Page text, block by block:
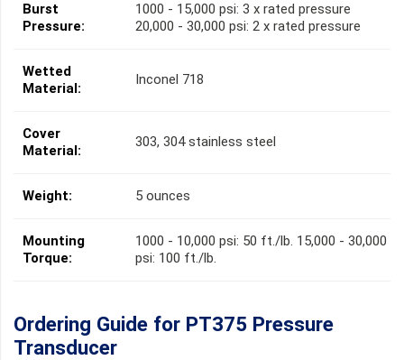
Burst
Pressure:
1000 - 15,000 psi: 3 x rated pressure
20,000 - 30,000 psi: 2 x rated pressure
Wetted
Material:
Inconel 718
Cover
Material:
303, 304 stainless steel
Weight: 5 ounces
Mounting
Torque:
1000 - 10,000 psi: 50 ft./lb. 15,000 - 30,000
psi: 100 ft./lb.
Ordering Guide for PT375 Pressure
Transducer